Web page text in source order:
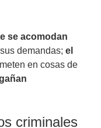
se acomodan
demandas; el
en cosas de
criminales